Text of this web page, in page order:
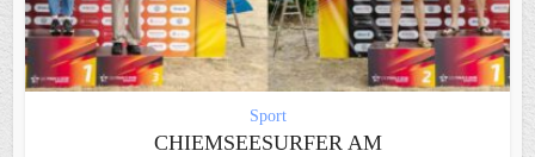
Sport
CHIEMSEESURFER AM